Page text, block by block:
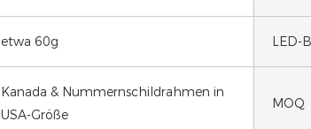
etwa 60g LED-
Kanada & Nummernschildrahmen in
USA-Größe
MOQ